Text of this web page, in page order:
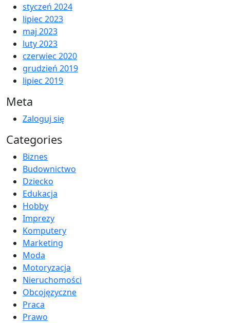
styczeń 2024
lipiec 2023
maj 2023
luty 2023
czerwiec 2020
grudzień 2019
lipiec 2019
Meta
Zaloguj się
Categories
Biznes
Budownictwo
Dziecko
Edukacja
Hobby
Imprezy
Komputery
Marketing
Moda
Motoryzacja
Nieruchomości
Obcojęzyczne
Praca
Prawo